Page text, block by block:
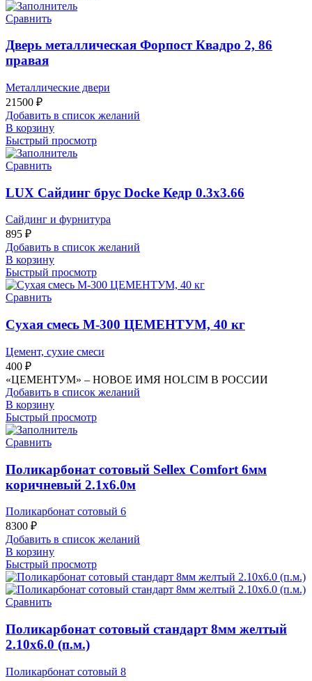
Сравнить
Дверь металлическая Форпост Квадро 2, 86
правая
Металлические двери
21500 ₽
Добавить в список желаний
В корзину
Быстрый просмотр
Сравнить
LUX Сайдинг брус Docke Кедр 0.3х3.66
Сайдинг и фурнитура
895 ₽
Добавить в список желаний
В корзину
Быстрый просмотр
Сравнить
Сухая смесь М-300 ЦЕМЕНТУМ, 40 кг
Цемент, сухие смеси
400 ₽
«ЦЕМЕНТУМ» – НОВОЕ ИМЯ HOLCIM В РОССИИ
Добавить в список желаний
В корзину
Быстрый просмотр
Сравнить
Поликарбонат сотовый Sellex Comfort 6мм
коричневый 2.1х6.0м
Поликарбонат сотовый 6
8300 ₽
Добавить в список желаний
В корзину
Быстрый просмотр
Сравнить
Поликарбонат сотовый стандарт 8мм желтый
2.10х6.0 (п.м.)
Поликарбонат сотовый 8